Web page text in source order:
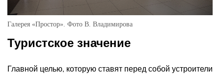
Галерея «Простор». Фото В. Владимирова
Туристское значение
Главной целью, которую ставят перед собой устроители